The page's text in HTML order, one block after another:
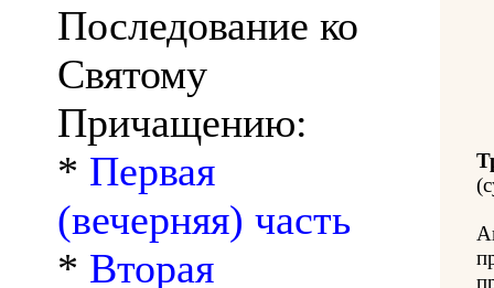
Последование ко
Святому
Причащению:
* Первая
(вечерняя) часть
* Вторая